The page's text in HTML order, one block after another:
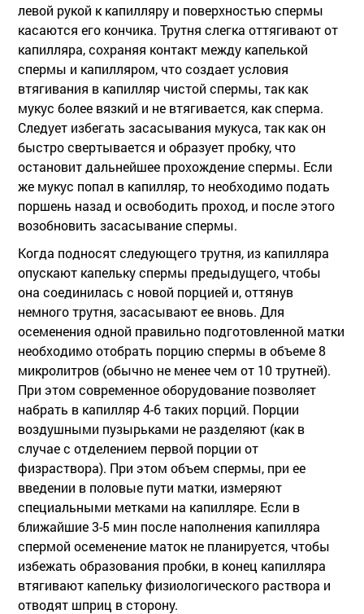
левой рукой к капилляру и поверхностью спермы
касаются его кончика. Трутня слегка оттягивают от
капилляра, сохраняя контакт между капелькой
спермы и капилляром, что создает условия
втягивания в капилляр чистой спермы, так как
мукус более вязкий и не втягивается, как сперма.
Следует избегать засасывания мукуса, так как он
быстро свертывается и образует пробку, что
остановит дальнейшее прохождение спермы. Если
же мукус попал в капилляр, то необходимо подать
поршень назад и освободить проход, и после этого
возобновить засасывание спермы.
Когда подносят следующего трутня, из капилляра
опускают капельку спермы предыдущего, чтобы
она соединилась с новой порцией и, оттянув
немного трутня, засасывают ее вновь. Для
осеменения одной правильно подготовленной матки
необходимо отобрать порцию спермы в объеме 8
микролитров (обычно не менее чем от 10 трутней).
При этом современное оборудование позволяет
набрать в капилляр 4-6 таких порций. Порции
воздушными пузырьками не разделяют (как в
случае с отделением первой порции от
физраствора). При этом объем спермы, при ее
введении в половые пути матки, измеряют
специальными метками на капилляре. Если в
ближайшие 3-5 мин после наполнения капилляра
спермой осеменение маток не планируется, чтобы
избежать образования пробки, в конец капилляра
втягивают капельку физиологического раствора и
отводят шприц в сторону.